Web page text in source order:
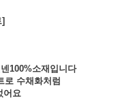
100%소재입니다
로 수채화처럼
어요